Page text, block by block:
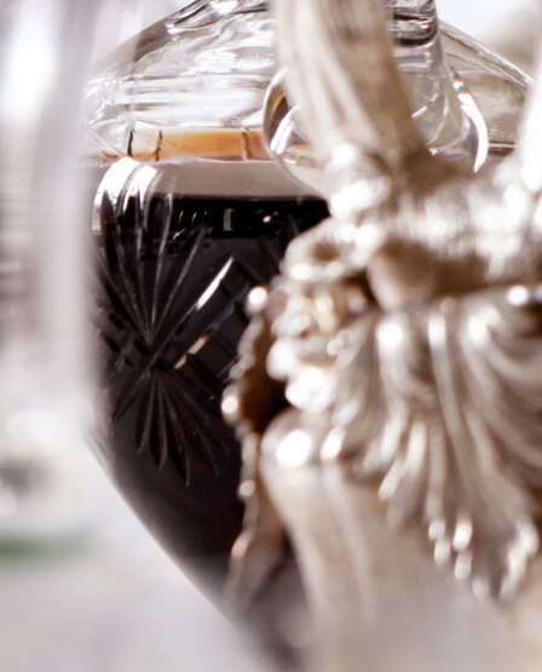
2023 Mordor,
Scheiblhofer
Logga in för att se priset
Art.nr: 17352-01
Information
Producent Scheiblhofer
Årgång 2023
Land Österike
Område Burgenland
Färg Rött
75cl
–